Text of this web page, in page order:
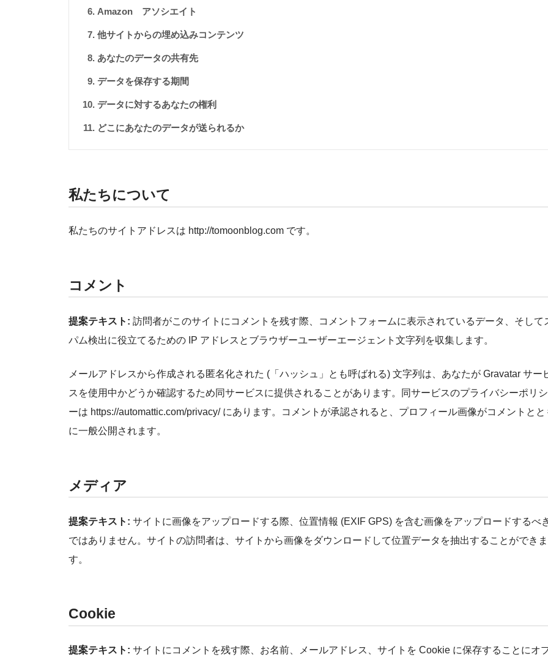
Amazon アソシエイト
他サイトからの埋め込みコンテンツ
あなたのデータの共有先
データを保存する期間
データに対するあなたの権利
どこにあなたのデータが送られるか
私たちについて
私たちのサイトアドレスは http://tomoonblog.com です。
コメント
提案テキスト: 訪問者がこのサイトにコメントを残す際、コメントフォームに表示されているデータ、そして
パム検出に役立てるための IP アドレスとブラウザーユーザーエージェント文字列を収集します。
メールアドレスから作成される匿名化された (「ハッシュ」とも呼ばれる) 文字列は、あなたが Gravatar サー
スを使用中かどうか確認するため同サービスに提供されることがあります。同サービスのプライバシーポリシ
ーは https://automattic.com/privacy/ にあります。コメントが承認されると、プロフィール画像がコメントとと
に一般公開されます。
メディア
提案テキスト: サイトに画像をアップロードする際、位置情報 (EXIF GPS) を含む画像をアップロードするべ
ではありません。サイトの訪問者は、サイトから画像をダウンロードして位置データを抽出することができま
す。
Cookie
提案テキスト: サイトにコメントを残す際、お名前、メールアドレス、サイトを Cookie に保存することにオ